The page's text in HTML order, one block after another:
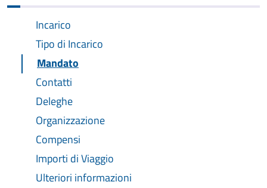
Incarico
Tipo di Incarico
Mandato
Contatti
Deleghe
Organizzazione
Compensi
Importi di Viaggio
Ulteriori informazioni